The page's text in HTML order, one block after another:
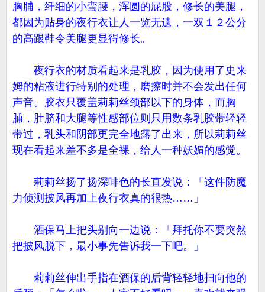
胸脯，纤细的小蛮腰，浑圆的屁股，修长的美腿，
都因为贴身的夜行衣让人一览无遗，一双１２公分
的高跟鞋令美腿更显得修长。
夜行衣的材质看起来是乳胶，因为使用了史来
姆的粘液进行特别的处理，磨擦时并不会发出任何
声音。胶衣只覆盖莉莉丝颈部以下的身体，而胸
脯，肚脐和大腿等性感部位则只用数条乳胶带轻轻
带过，乳头和阴部更完全地露了出来，所以莉莉丝
现在看起来差不多是全裸，给人一种妖媚的感觉。
莉莉丝扬了扬深啡色的长直发说：「这件防魔
力侦测披风再加上夜行衣真的很热……」
酒保马上把头别向一边说：「拜托你不要突然
把披风脱下，最小事先告诉我一下吧。」
莉莉丝伸出手指在酒保的后背轻轻地扫向他的